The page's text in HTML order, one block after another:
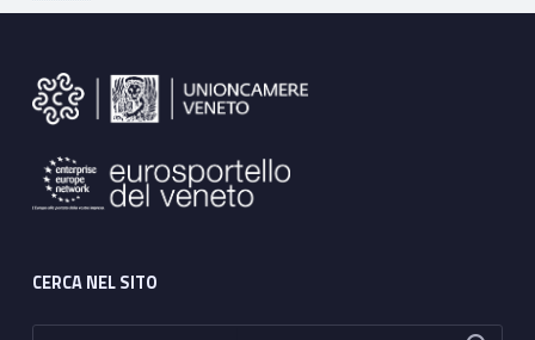
CERCA NEL SITO
Ricerca per: